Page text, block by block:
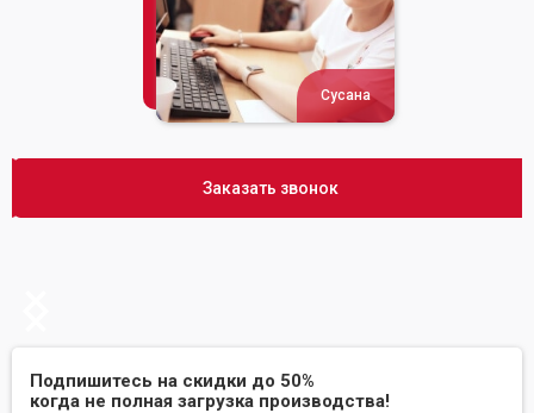
Сусана
Заказать звонок
Подпишитесь на скидки до 50%
когда не полная загрузка производства!